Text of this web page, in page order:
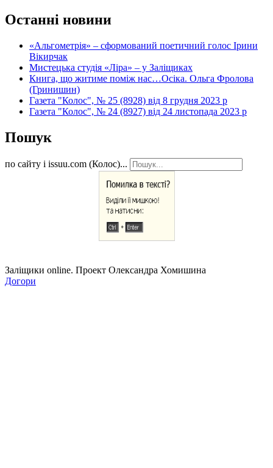
Останні новини
«Альгометрія» – сформований поетичний голос Ірини
Вікирчак
Мистецька студія «Ліра» – у Заліщиках
Книга, що житиме поміж нас…Осіка. Ольга Фролова
(Гринишин)
Газета "Колос", № 25 (8928) від 8 грудня 2023 р
Газета "Колос", № 24 (8927) від 24 листопада 2023 р
Пошук
по сайту і issuu.com (Колос)...
Заліщики online. Проект Олександра Хомишина
Догори